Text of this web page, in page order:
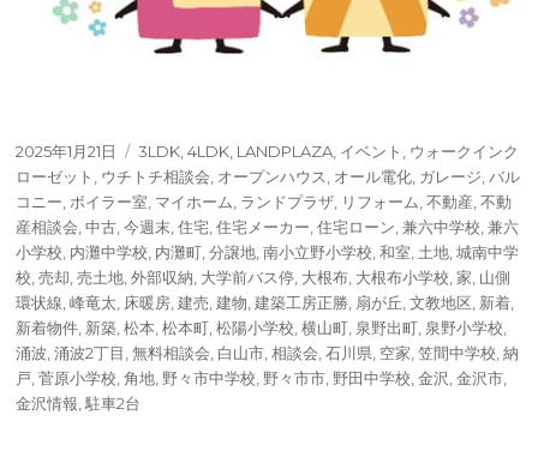
投
稿
日:
2025年1月21日
タ
グ
3LDK ,4LDK LANDPLAZA イベント
ウォークインク
ローゼット
ウチトチ相談会 オープンハウス オール電化 ガレージ バル
コニー ボイラー室 マイホーム ランドプラザ リフォーム ,不動産 ,不動
産相談会 ,中古 ,今週末 ,住宅 ,住宅メーカー ,住宅ローン ,兼六中学校 ,兼六
小学校 内灘中学校 内灘町 ,分譲地 ,南小立野小学校 ,和室 土地 ,城南中学
校 ,売却 ,売土地 ,外部収納 大学前バス停 大根布 大根布小学校 ,家 山側
環状線 ,峰竜太 床暖房 ,建売 ,建物 ,建築工房正勝 扇が丘 ,文教地区 新着
新着物件 新築 ,松本 ,松本町 ,松陽小学校 ,横山町 泉野出町 泉野小学校
涌波 ,涌波2丁目 ,無料相談会 白山市 ,相談会 ,石川県 空家 ,笠間中学校 ,納
戸 ,菅原小学校 ,角地 野々市中学校 野々市市 野田中学校 ,金沢 ,金沢市
金沢情報 ,駐車2台